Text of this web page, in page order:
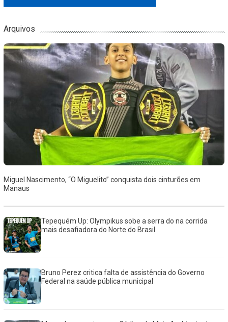
Arquivos
Miguel Nascimento, “O Miguelito” conquista dois cinturões em
Manaus
Tepequém Up: Olympikus sobe a serra do na corrida
mais desafiadora do Norte do Brasil
Bruno Perez critica falta de assistência do Governo
Federal na saúde pública municipal